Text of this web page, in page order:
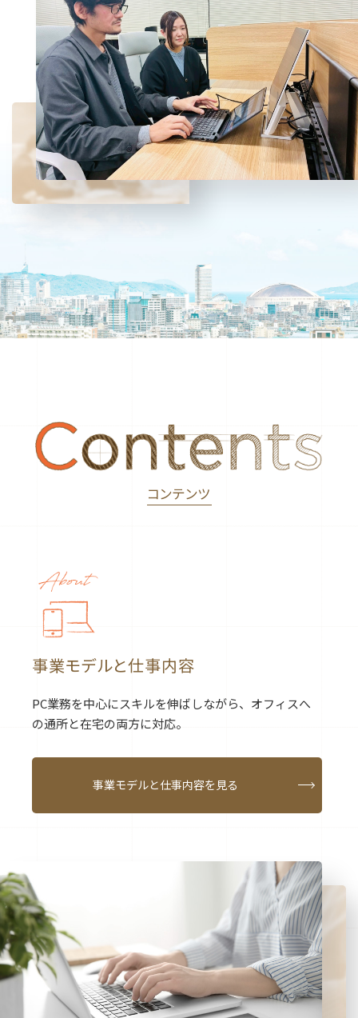
コンテンツ
事業モデルと仕事内容
PC業務を中心にスキルを伸ばしながら、 オフィスへ
の通所と在宅の両方に対応。
事業モデルと仕事内容を見る